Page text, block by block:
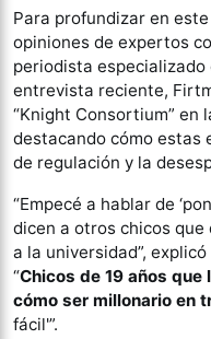
Para profundizar en
opiniones de expertos
periodista especializado
entrevista reciente,
“Knight Consortium” en
destacando cómo estas
de regulación y la
“Empecé a hablar de
dicen a otros chicos que
a la universidad”,
“Chicos de 19 años que
cómo ser millonario en
fácil'”.